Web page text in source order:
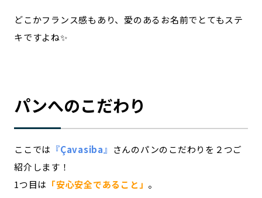
どこかフランス感もあり、愛のあるお名前でとてもステ
キですよね✨
パンへのこだわり
ここでは 『Çavasiba』 さんのパンのこだわりを２つご
紹介します！
1つ目は 「安心安全であること」 。